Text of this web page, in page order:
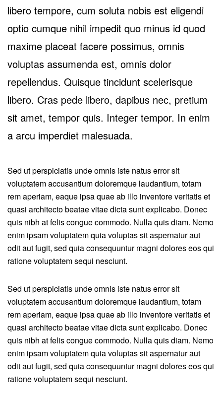
libero tempore, cum soluta nobis est eligendi
optio cumque nihil impedit quo minus id quod
maxime placeat facere possimus, omnis
voluptas assumenda est, omnis dolor
repellendus. Quisque tincidunt scelerisque
libero. Cras pede libero, dapibus nec, pretium
sit amet, tempor quis. Integer tempor. In enim
a arcu imperdiet malesuada.
Sed ut perspiciatis unde omnis iste natus error sit
voluptatem accusantium doloremque laudantium, totam
rem aperiam, eaque ipsa quae ab illo inventore veritatis et
quasi architecto beatae vitae dicta sunt explicabo. Donec
quis nibh at felis congue commodo. Nulla quis diam. Nemo
enim ipsam voluptatem quia voluptas sit aspernatur aut
odit aut fugit, sed quia consequuntur magni dolores eos qui
ratione voluptatem sequi nesciunt.
Sed ut perspiciatis unde omnis iste natus error sit
voluptatem accusantium doloremque laudantium, totam
rem aperiam, eaque ipsa quae ab illo inventore veritatis et
quasi architecto beatae vitae dicta sunt explicabo. Donec
quis nibh at felis congue commodo. Nulla quis diam. Nemo
enim ipsam voluptatem quia voluptas sit aspernatur aut
odit aut fugit, sed quia consequuntur magni dolores eos qui
ratione voluptatem sequi nesciunt.